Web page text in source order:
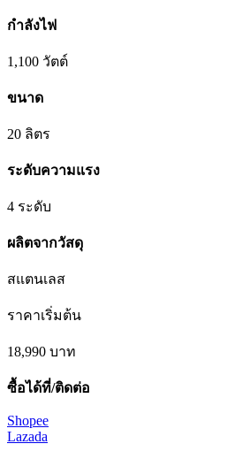
กำลังไฟ
1,100 วัตต์
ขนาด
20 ลิตร
ระดับความแรง
4 ระดับ
ผลิตจากวัสดุ
สแตนเลส
ราคาเริ่มต้น
18,990 บาท
ซื้อได้ที่/ติดต่อ
Shopee
Lazada